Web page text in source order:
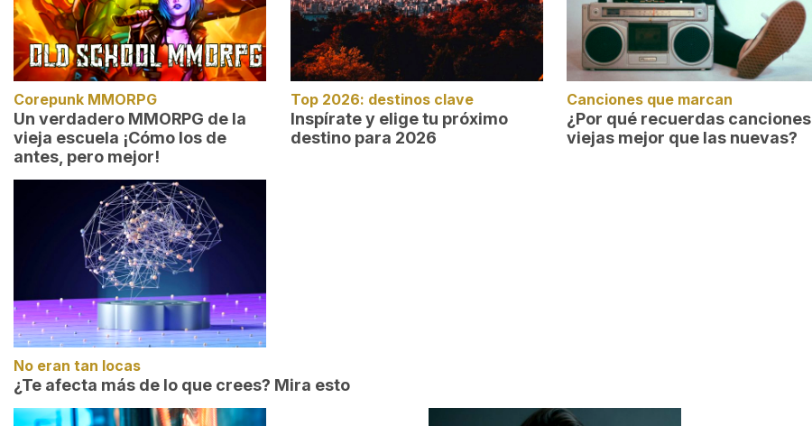
Corepunk MMORPG
Un verdadero MMORPG de la
vieja escuela ¡Cómo los de
antes, pero mejor!
Top 2026: destinos clave
Inspírate y elige tu próximo
destino para 2026
Canciones que marcan
¿Por qué recuerdas canciones
viejas mejor que las nuevas?
No eran tan locas
¿Te afecta más de lo que crees? Mira esto